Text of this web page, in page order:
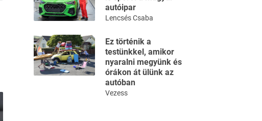
autóipar
Lencsés Csaba
Ez történik a
testünkkel, amikor
nyaralni megyünk és
órákon át ülünk az
autóban
Vezess